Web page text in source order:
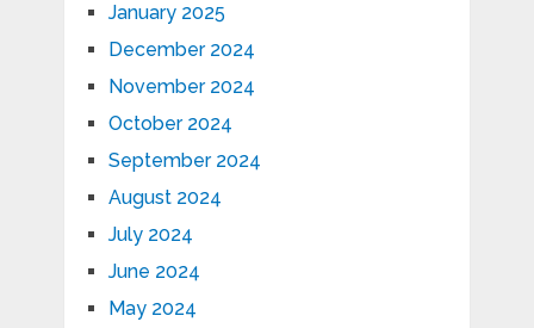
January 2025
December 2024
November 2024
October 2024
September 2024
August 2024
July 2024
June 2024
May 2024